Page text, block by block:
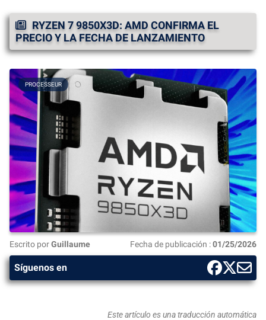
RYZEN 7 9850X3D: AMD CONFIRMA EL
PRECIO Y LA FECHA DE LANZAMIENTO
PROCESSEUR
Escrito porGuillaume Fecha de publicación :01/25/2026
Síguenos en
Este artículo es una traducción automática